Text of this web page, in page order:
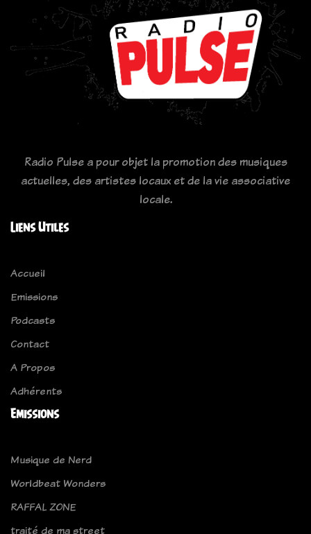
Radio Pulse a pour objet la promotion des musiques
actuelles, des artistes locaux et de la vie associative
locale.
Liens Utiles
Accueil
Emissions
Podcasts
Contact
A Propos
Adhérents
Emissions
Musique de Nerd
Worldbeat Wonders
RAFFAL ZONE
traité de ma street